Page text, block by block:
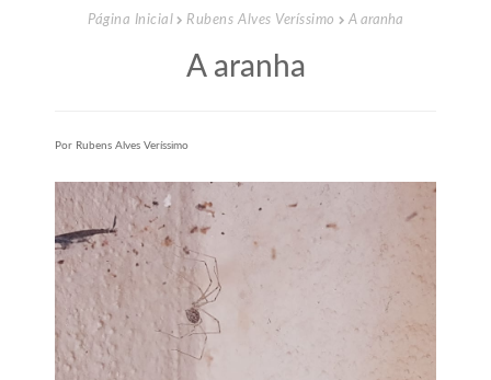
Página Inicial Rubens Alves Veríssimo A aranha
A aranha
Por Rubens Alves Veríssimo